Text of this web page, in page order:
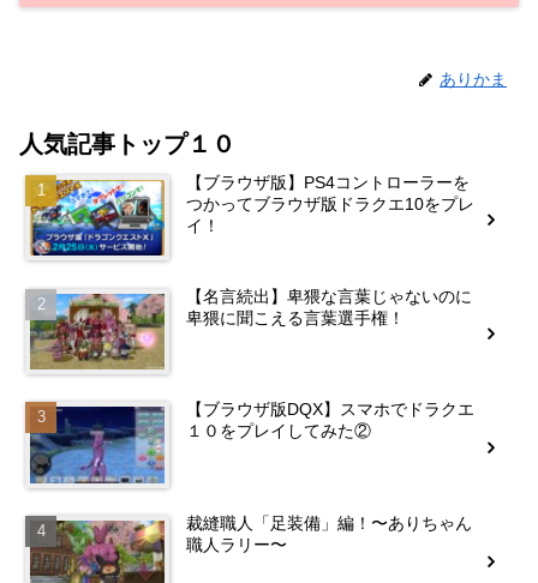
ありかま
人気記事トップ１０
【ブラウザ版】PS4コントローラーを
つかってブラウザ版ドラクエ10をプレ
イ！
【名言続出】卑猥な言葉じゃないのに
卑猥に聞こえる言葉選手権！
【ブラウザ版DQX】スマホでドラクエ
１０をプレイしてみた②
裁縫職人「足装備」編！〜ありちゃん
職人ラリー〜